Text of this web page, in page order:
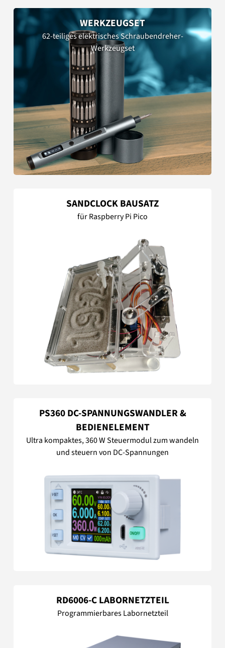
WERKZEUGSET
62-teiliges elektrisches Schraubendreher-
Werkzeugset
SANDCLOCK BAUSATZ
für Raspberry Pi Pico
PS360 DC-SPANNUNGSWANDLER &
BEDIENELEMENT
Ultra kompaktes, 360 W Steuermodul zum wandeln
und steuern von DC-Spannungen
RD6006-C LABORNETZTEIL
Programmierbares Labornetzteil